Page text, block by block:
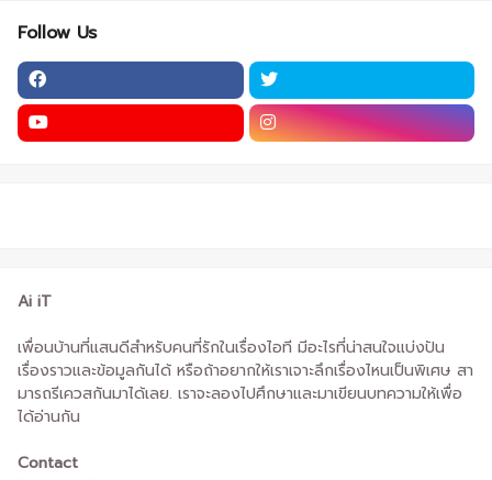
Follow Us
Ai iT
เพื่อนบ้านที่แสนดีสำหรับคนที่รักในเรื่องไอที มีอะไรที่น่าสนใจแบ่งปัน
เรื่องราวและข้อมูลกันได้ หรือถ้าอยากให้เราเจาะลึกเรื่องไหนเป็นพิเศษ สา
มารถรีเควสกันมาได้เลย. เราจะลองไปศึกษาและมาเขียนบทความให้เพื่อ
ได้อ่านกัน
Contact